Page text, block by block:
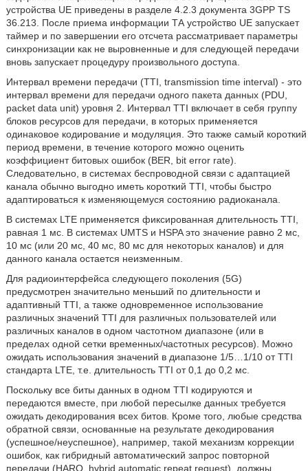
устройства UE приведены в разделе 4.2.3 документа 3GPP TS
36.213. После приема информации ТА устройство UE запускает
таймер и по завершении его отсчета рассматривает параметры
синхронизации как не выровненные и для следующей передачи
вновь запускает процедуру произвольного доступа.
Интервал времени передачи (TTI, transmission time interval) - это
интервал времени для передачи одного пакета данных (PDU,
packet data unit) уровня 2. Интервал TTI включает в себя группу
блоков ресурсов для передачи, в которых применяется
одинаковое кодирование и модуляция. Это также самый короткий
период времени, в течение которого можно оценить
коэффициент битовых ошибок (BER, bit error rate).
Следовательно, в системах беспроводной связи с адаптацией
канала обычно выгодно иметь короткий TTI, чтобы быстро
адаптироваться к изменяющемуся состоянию радиоканала.
В системах LTE применяется фиксированная длительность TTI,
равная 1 мс. В системах UMTS и HSPA это значение равно 2 мс,
10 мс (или 20 мс, 40 мс, 80 мс для некоторых каналов) и для
данного канала остается неизменным.
Для радиоинтерфейса следующего поколения (5G)
предусмотрен значительно меньший по длительности и
адаптивный TTI, а также одновременное использование
различных значений TTI для различных пользователей или
различных каналов в одном частотном диапазоне (или в
пределах одной сетки временных/частотных ресурсов). Можно
ожидать использования значений в диапазоне 1/5…1/10 от TTI
стандарта LTE, т.е. длительность TTI от 0,1 до 0,2 мс.
Поскольку все биты данных в одном TTI кодируются и
передаются вместе, при любой пересылке данных требуется
ожидать декодирования всех битов. Кроме того, любые средства
обратной связи, основанные на результате декодирования
(успешное/неуспешное), например, такой механизм коррекции
ошибок, как гибридный автоматический запрос повторной
передачи (HARQ, hybrid automatic repeat request), должны